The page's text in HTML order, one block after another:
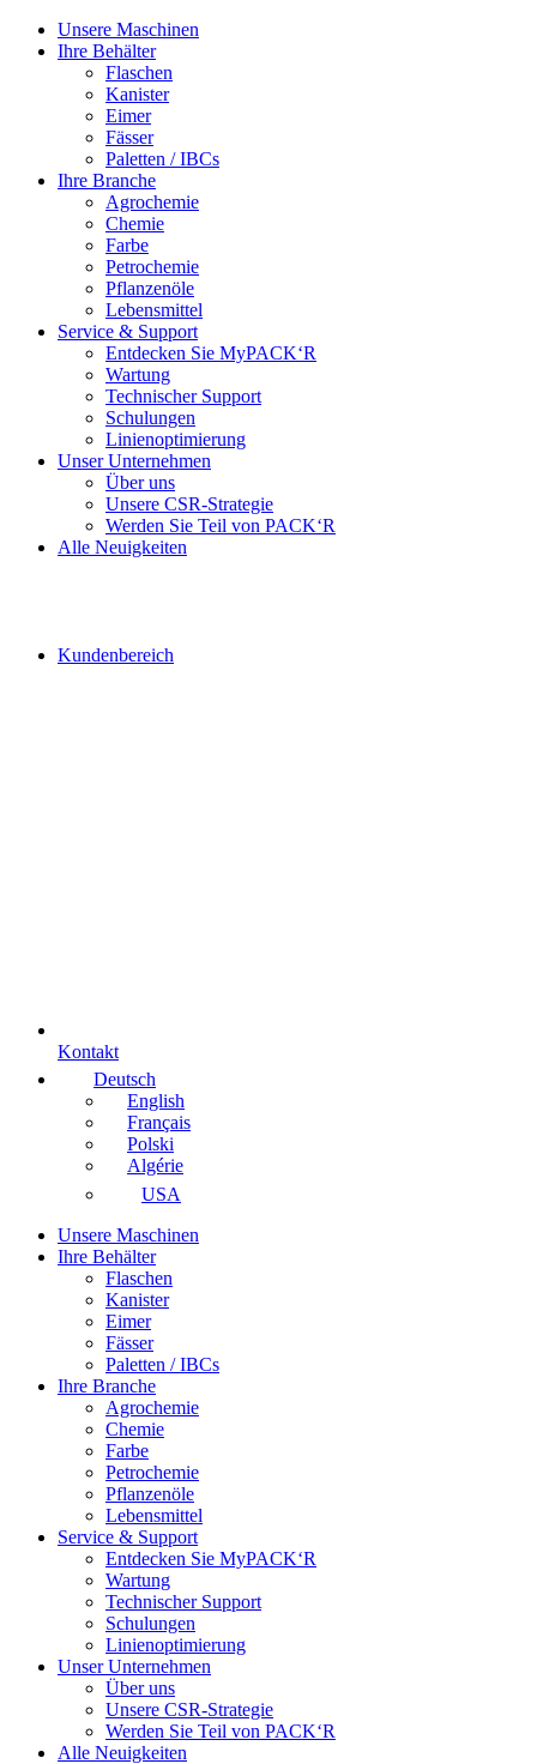
Unsere Maschinen
Ihre Behälter
Flaschen
Kanister
Eimer
Fässer
Paletten / IBCs
Ihre Branche
Agrochemie
Chemie
Farbe
Petrochemie
Pflanzenöle
Lebensmittel
Service & Support
Entdecken Sie MyPACK‘R
Wartung
Technischer Support
Schulungen
Linienoptimierung
Unser Unternehmen
Über uns
Unsere CSR-Strategie
Werden Sie Teil von PACK‘R
Alle Neuigkeiten
Kundenbereich
Kontakt
Deutsch
English
Français
Polski
Algérie
USA
Unsere Maschinen
Ihre Behälter
Flaschen
Kanister
Eimer
Fässer
Paletten / IBCs
Ihre Branche
Agrochemie
Chemie
Farbe
Petrochemie
Pflanzenöle
Lebensmittel
Service & Support
Entdecken Sie MyPACK‘R
Wartung
Technischer Support
Schulungen
Linienoptimierung
Unser Unternehmen
Über uns
Unsere CSR-Strategie
Werden Sie Teil von PACK‘R
Alle Neuigkeiten